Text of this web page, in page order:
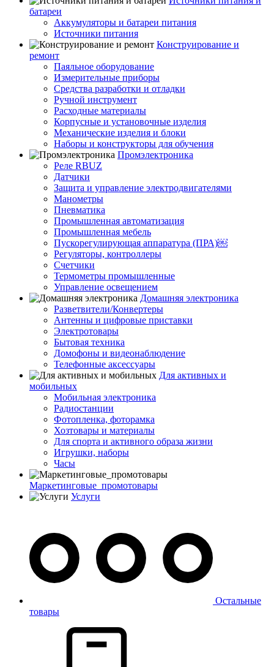
батареи
Аккумуляторы и батареи питания
Источники питания
Конструирование и
ремонт
Паяльное оборудование
Измерительные приборы
Средства разработки и отладки
Ручной инструмент
Расходные материалы
Корпусные и установочные изделия
Механические изделия и блоки
Наборы и конструкторы для обучения
Промэлектроника
Реле RBUZ
Датчики
Защита и управление электродвигателями
Манометры
Пневматика
Промышленная автоматизация
Промышленная мебель
Пускорегулирующая аппаратура (ПРА)￼
Регуляторы, контроллеры
Счетчики
Термометры промышленные
Управление освещением
Домашняя электроника
Разветвители/Конвертеры
Антенны и цифровые приставки
Электротовары
Бытовая техника
Домофоны и видеонаблюдение
Телефонные аксессуары
Для активных и
мобильных
Мобильная электроника
Радиостанции
Фотопленка, фоторамка
Хозтовары и материалы
Для спорта и активного образа жизни
Игрушки, наборы
Часы
Маркетинговые_промотовары
Услуги
Остальные
товары